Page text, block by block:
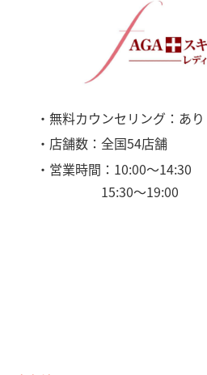
・無料カウンセリング：あり
・店舗数：全国54店舗
・営業時間：10:00〜14:30
15:30〜19:00